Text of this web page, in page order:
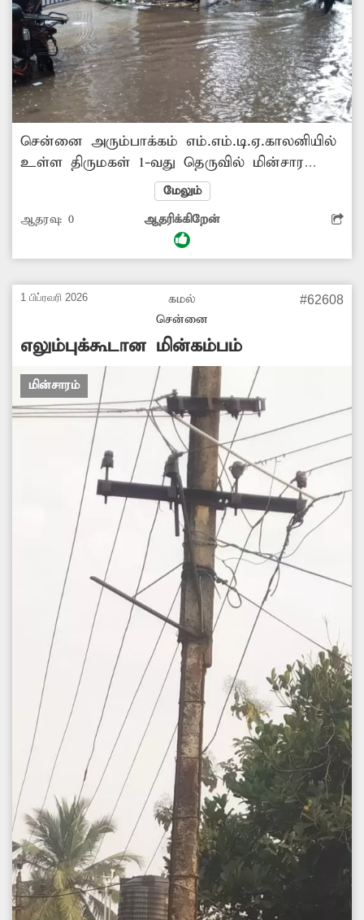
சென்னை அரும்பாக்கம் எம்.எம்.டி.ஏ.காலனியில்
உள்ள திருமகள் 1-வது தெருவில் மின்சார
பெட்டி ஒன்று தரைமட்டத்தில் இருக்கிறது.
மழைக்காலங்களில் சாலையில் தேங்கும்
தண்ணீர், மின்சார பெட்டியில் படும்படியாக
உள்ளது. இதனால் பெரும் விபத்து ஏற்படும்
ஏராளமான குழந்தைகள், முதியர்வகள்
வசிப்பதால் அனைவரும் மழைக்காலங்களில்
மிகுந்த அச்சத்துடனே கடந்து செல்கின்றனர்.
எனவே மாநகராட்சி அதிகாரிகள் விரைந்து
நடவடிக்கை எடுத்து மின்பெட்டியை உயர்த்தி
தரும்மாறு அப்பகுதி பொதுமக்கள்...
மேலும்
ஆதரவு: 0 ஆதரிக்கிறேன்
1 பிப்ரவரி 2026
கமல்
சென்னை
#62608
எலும்புக்கூடான மின்கம்பம்
மின்சாரம்